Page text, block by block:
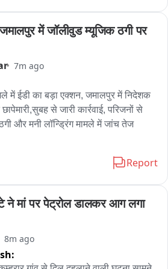
में जॉलीवुड म्यूजिक ठगी पर
7m ago
में ईडी का बड़ा एक्शन, जमालपुर में निदेशक
से जारी कार्रवाई, परिजनों से
और मनी लॉन्ड्रिंग मामले में जांच तेज
मनी लॉन्ड्रिंग मामले में प्रवर्तन निदेशालय
नया टोला फुलका स्थित कंपनी के निदेशक
समेत उससे जुड़े कई ठिकानों पर एक साथ
लिखे जाने तक जारी थी।
से अधिक ईडी अधिकारी सुबह तड़के नया
लोगों की दिनचर्या शुरू होने से पहले ही
Report
ने मां पर पेट्रोल डालकर आग लगा
8m ago